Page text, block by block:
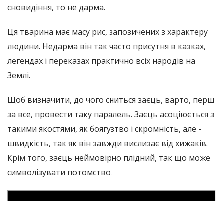
сновидіння, то не дарма.
Ця тварина має масу рис, запозичених з характеру
людини. Недарма він так часто присутня в казках,
легендах і переказах практично всіх народів на
Землі.
Щоб визначити, до чого сниться заєць, варто, перш
за все, провести таку паралель. Заєць асоціюється з
такими якостями, як боягузтво і скромність, але -
швидкість, так як він завжди вислизає від хижаків.
Крім того, заєць неймовірно плідний, так що може
символізувати потомство.